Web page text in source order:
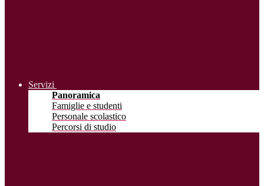
Servizi
Panoramica
Famiglie e studenti
Personale scolastico
Percorsi di studio